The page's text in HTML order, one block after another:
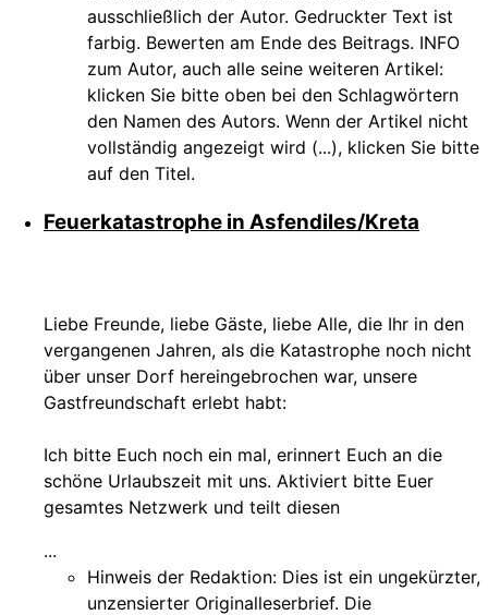
ausschließlich der Autor. Gedruckter Text ist
farbig. Bewerten am Ende des Beitrags. INFO
zum Autor, auch alle seine weiteren Artikel:
klicken Sie bitte oben bei den Schlagwörtern
den Namen des Autors. Wenn der Artikel nicht
vollständig angezeigt wird (...), klicken Sie bitte
auf den Titel.
Feuerkatastrophe in Asfendiles/Kreta
Liebe Freunde, liebe Gäste, liebe Alle, die Ihr in den
vergangenen Jahren, als die Katastrophe noch nicht
über unser Dorf hereingebrochen war, unsere
Gastfreundschaft erlebt habt:
Ich bitte Euch noch ein mal, erinnert Euch an die
schöne Urlaubszeit mit uns. Aktiviert bitte Euer
gesamtes Netzwerk und teilt diesen
...
Hinweis der Redaktion: Dies ist ein ungekürzter,
unzensierter Originalleserbrief. Die